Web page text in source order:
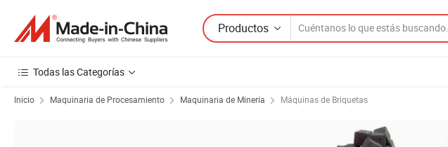
Productos
Todas las Categorías
Inicio Maquinaria de Procesamiento Maquinaria de Minería Máquinas de Briquetas